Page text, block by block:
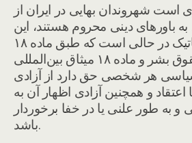
است شهروندان بهایی در ایران از
باورهای دینی محروم هستند، این
محرومیت سیستماتیک در حالی است که طبق ماده ۱۸
اعلامیه جهانی حقوق بشر و ماده ۱۸ میثاق بین‌المللی
هر شخصی حق دارد از آزادی
اعتقاد و همچنین آزادی اظهار آن به
به طور علنی یا در خفا برخوردار
باشد.